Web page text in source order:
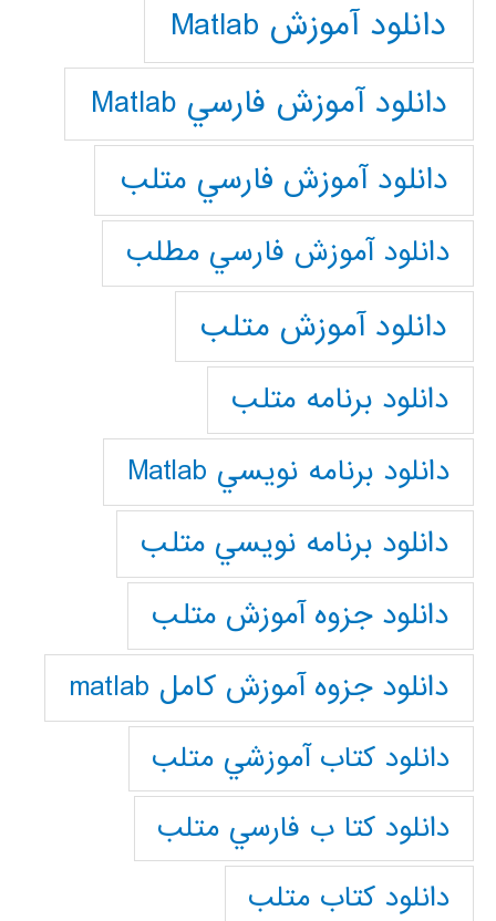
دانلود آموزش Matlab
دانلود آموزش فارسي Matlab
دانلود آموزش فارسي متلب
دانلود آموزش فارسي مطلب
دانلود آموزش متلب
دانلود برنامه متلب
دانلود برنامه نويسي Matlab
دانلود برنامه نويسي متلب
دانلود جزوه آموزش متلب
دانلود جزوه آموزش کامل matlab
دانلود كتاب آموزشي متلب
دانلود كتا ب فارسي متلب
دانلود كتاب متلب